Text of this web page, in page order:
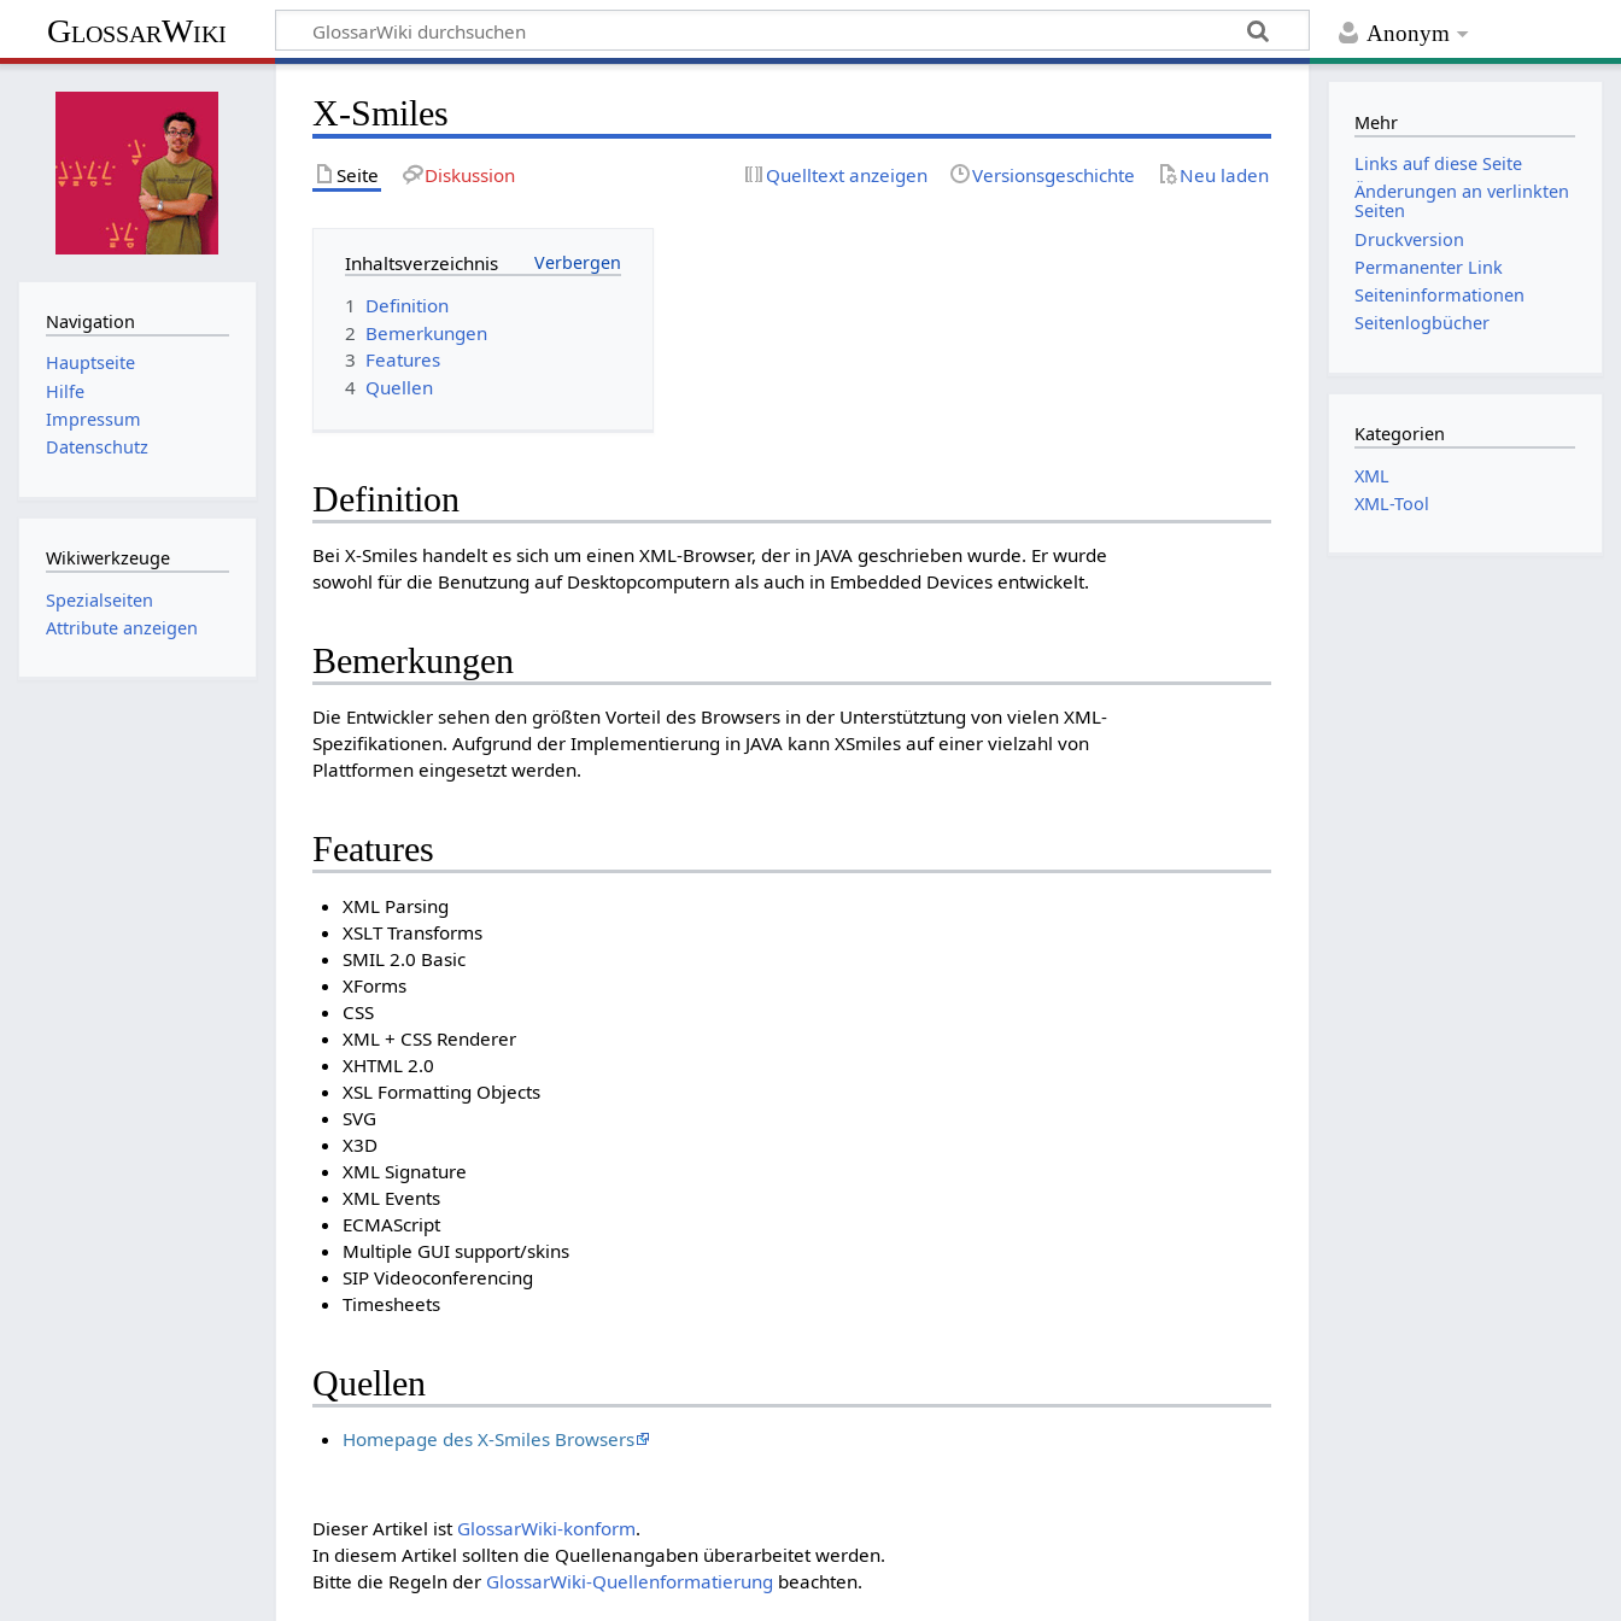
Anonym
GlossarWiki
X-Smiles
Seite Diskussion Quelltext anzeigen Versionsgeschichte Neu laden
Inhaltsverzeichnis
1 Definition
2 Bemerkungen
3 Features
4 Quellen
Definition
Bei X-Smiles handelt es sich um einen XML-Browser, der in JAVA geschrieben wurde. Er wurde
sowohl für die Benutzung auf Desktopcomputern als auch in Embedded Devices entwickelt.
Bemerkungen
Die Entwickler sehen den größten Vorteil des Browsers in der Unterstütztung von vielen XML-
Spezifikationen. Aufgrund der Implementierung in JAVA kann XSmiles auf einer vielzahl von
Plattformen eingesetzt werden.
Features
XML Parsing
XSLT Transforms
SMIL 2.0 Basic
XForms
CSS
XML + CSS Renderer
XHTML 2.0
XSL Formatting Objects
SVG
X3D
XML Signature
XML Events
ECMAScript
Multiple GUI support/skins
SIP Videoconferencing
Timesheets
Quellen
Homepage des X-Smiles Browsers
Dieser Artikel ist GlossarWiki-konform.
In diesem Artikel sollten die Quellenangaben überarbeitet werden.
Bitte die Regeln der GlossarWiki-Quellenformatierung beachten.
Navigation
Hauptseite
Hilfe
Impressum
Datenschutz
Wikiwerkzeuge
Spezialseiten
Attribute anzeigen
Mehr
Links auf diese Seite
Änderungen an verlinkten
Seiten
Druckversion
Permanenter Link
Seiten­­informationen
Seitenlogbücher
Kategorien
XML
XML-Tool